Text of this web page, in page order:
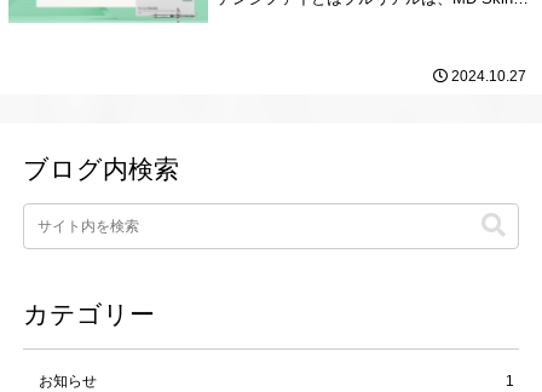
2024.10.27
ブログ内検索
カテゴリー
お知らせ 1